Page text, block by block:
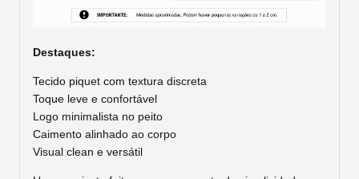
Destaques:
Tecido piquet com textura discreta
Toque leve e confortável
Logo minimalista no peito
Caimento alinhado ao corpo
Visual clean e versátil